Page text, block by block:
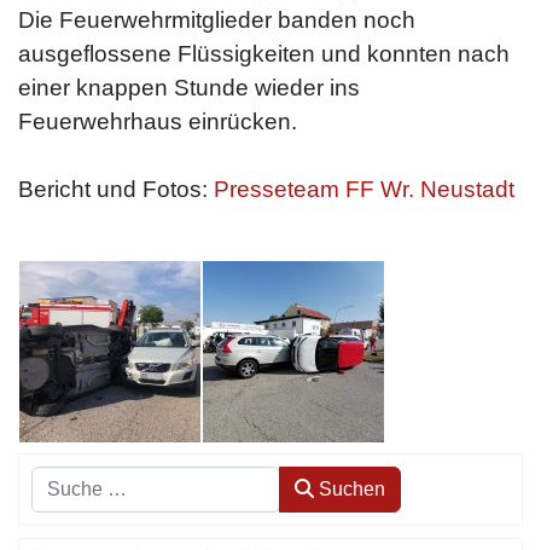
Die Feuerwehrmitglieder banden noch
ausgeflossene Flüssigkeiten und konnten nach
einer knappen Stunde wieder ins
Feuerwehrhaus einrücken.
Bericht und Fotos: Presseteam FF Wr. Neustadt
Suchen Suchen